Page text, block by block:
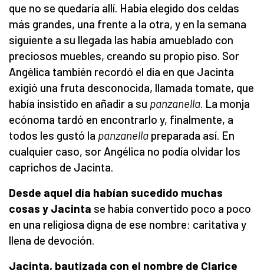
que no se quedaría allí. Había elegido dos celdas
más grandes, una frente a la otra, y en la semana
siguiente a su llegada las había amueblado con
preciosos muebles, creando su propio piso. Sor
Angélica también recordó el día en que Jacinta
exigió una fruta desconocida, llamada tomate, que
había insistido en añadir a su panzanella . La monja
ecónoma tardó en encontrarlo y, finalmente, a
todos les gustó la panzanella preparada así. En
cualquier caso, sor Angélica no podía olvidar los
caprichos de Jacinta.
Desde aquel día habían sucedido muchas
cosas y Jacinta se había convertido poco a poco
en una religiosa digna de ese nombre: caritativa y
llena de devoción.
Jacinta, bautizada con el nombre de Clarice